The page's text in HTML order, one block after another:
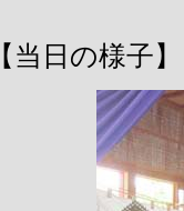
【当日の様子】